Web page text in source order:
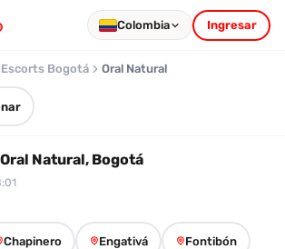
Colombia Ingresar
Escorts Bogotá Oral Natural
Natural, Bogotá
Chapinero Engativá Fontibón